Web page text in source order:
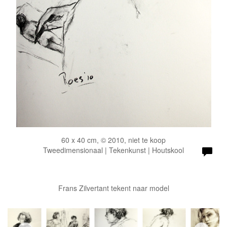
60 x 40 cm, © 2010, niet te koop
Tweedimensionaal | Tekenkunst | Houtskool
Frans Zilvertant tekent naar model